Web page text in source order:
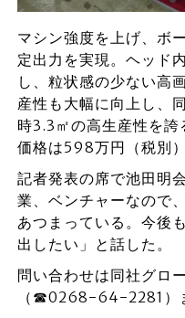
マシン強度を上げ、ボ
定出力を実現。ヘッド
し、粒状感の少ない高
産性も大幅に向上し、
時3.3㎡の高生産性を誇
価格は598万円（税別）
記者発表の席で池田明
業、ベンチャーなので
あつまっている。今後
出したい」と話した。
問い合わせは同社グロ
（☎0268-64-2281）